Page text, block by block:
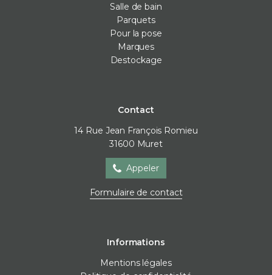
Salle de bain
Parquets
Pour la pose
Marques
Destockage
Contact
14 Rue Jean François Romieu
31600 Muret
Appeler
Formulaire de contact
Informations
Mentions légales